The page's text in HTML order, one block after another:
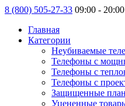
8 (800) 505-27-33 09:00 -
Главная
Категории
Неубиваемые
Телефоны с
Телефоны с
Телефоны с
Защищенные
Уцененные